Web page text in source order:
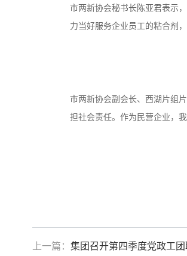
市两新协会秘书长陈亚君表示
力当好服务企业员工的粘合剂
市两新协会副会长、西湖片组
担社会责任。作为民营企业，
上一篇： 集团召开第四季度党政工